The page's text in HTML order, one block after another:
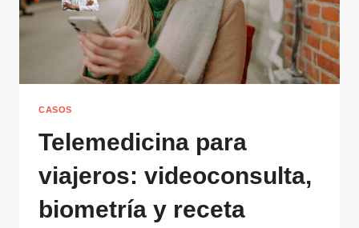
CASOS
Telemedicina para
viajeros: videoconsulta,
biometría y receta